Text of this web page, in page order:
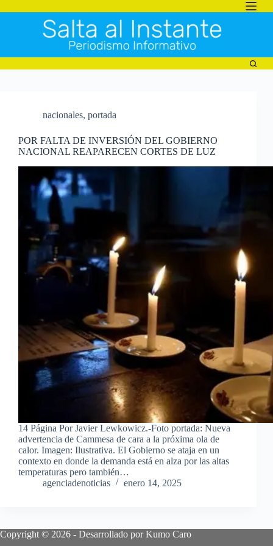
al
nacionales, portada
POR FALTA DE INVERSIÓN DEL GOBIERNO
NACIONAL REAPARECEN CORTES DE LUZ
14 Página Por Javier Lewkowicz.-Foto portada: Nueva
advertencia de Cammesa de cara a la próxima ola de
calor. Imagen: Ilustrativa. El Gobierno se ataja en un
contexto en donde la demanda está en alza por las altas
temperaturas pero también…
agenciadenoticias
enero 14, 2025
Copyright © 2026 - Desarrollado por Kumo Caro